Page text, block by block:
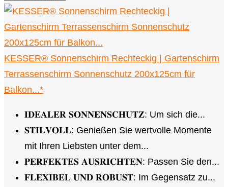
KESSER® Sonnenschirm Rechteckig | Gartenschirm
Terrassenschirm Sonnenschutz 200x125cm für
Balkon...*
𝐈𝐃𝐄𝐀𝐋𝐄𝐑 𝐒𝐎𝐍𝐍𝐄𝐍𝐒𝐂𝐇𝐔𝐓𝐙: Um sich die...
𝐒𝐓𝐈𝐋𝐕𝐎𝐋𝐋: Genießen Sie wertvolle Momente
mit Ihren Liebsten unter dem...
𝐏𝐄𝐑𝐅𝐄𝐊𝐓𝐄𝐒 𝐀𝐔𝐒𝐑𝐈𝐂𝐇𝐓𝐄𝐍: Passen Sie den...
𝐅𝐋𝐄𝐗𝐈𝐁𝐄𝐋 𝐔𝐍𝐃 𝐑𝐎𝐁𝐔𝐒𝐓: Im Gegensatz zu...